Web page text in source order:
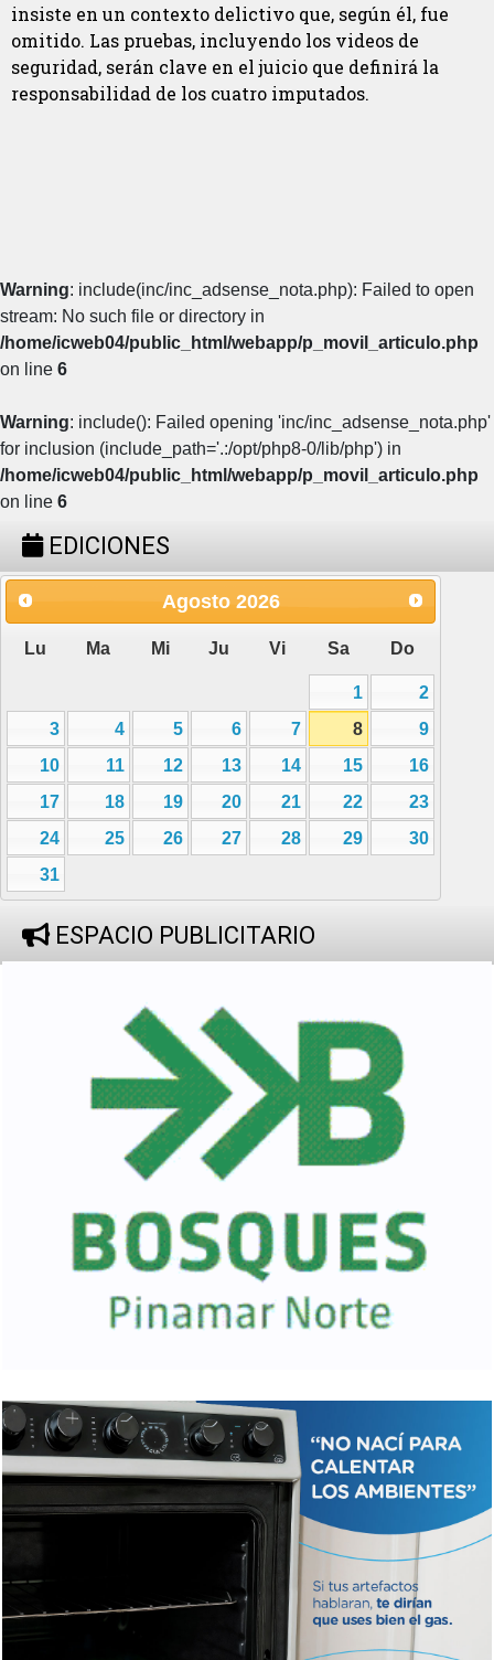
insiste en un contexto delictivo que, según él, fue
omitido. Las pruebas, incluyendo los videos de
seguridad, serán clave en el juicio que definirá la
responsabilidad de los cuatro imputados.
Warning: include(inc/inc_adsense_nota.php): Failed to open
stream: No such file or directory in
/home/icweb04/public_html/webapp/p_movil_articulo.php
on line 6
Warning: include(): Failed opening 'inc/inc_adsense_nota.php'
for inclusion (include_path='.:/opt/php8-0/lib/php') in
/home/icweb04/public_html/webapp/p_movil_articulo.php
on line 6
EDICIONES
Agosto 2026
Lu Ma Mi Ju Vi Sa Do
1
2
3
4 5 6 7 8
9
10
11 12 13 14 15
16
17
18 19 20 21 22
23
24
25 26 27 28 29
30
31
ESPACIO PUBLICITARIO